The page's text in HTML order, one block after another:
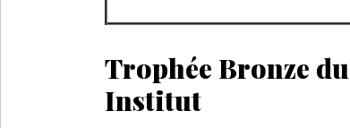
Trophée Bronze
Institut